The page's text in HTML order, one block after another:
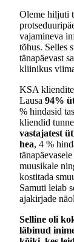
Oleme hiljuti
vajamineva
tõhus. Selles
tänapäevast
kliinikus
KSA
Lausa 94%
% hindasid
kliendid
vastajatest
hea, 4 %
muusikale
kostitada
Samuti leiab
ajakirjade
Selline oli
läbinud